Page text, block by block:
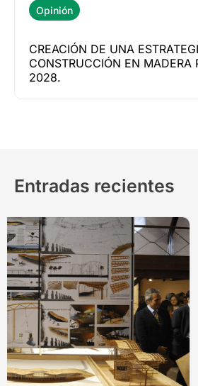
Opinión
CREACIÓN DE UNA
CONSTRUCCIÓN EN MADERA
2028.
Entradas recientes